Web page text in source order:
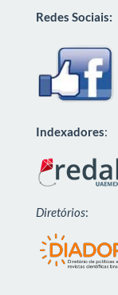
Redes Sociais:
Indexadores:
Diretórios: